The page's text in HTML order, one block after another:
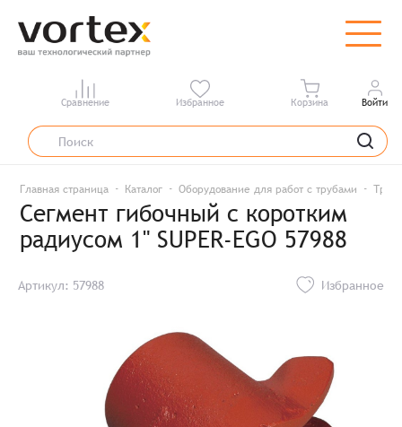
Сравнение Избранное Корзина Войти
Главная страница Каталог Оборудование для работ с трубами
Сегмент гибочный с коротким
радиусом 1" SUPER-EGO 57988
Артикул: 57988 Избранное